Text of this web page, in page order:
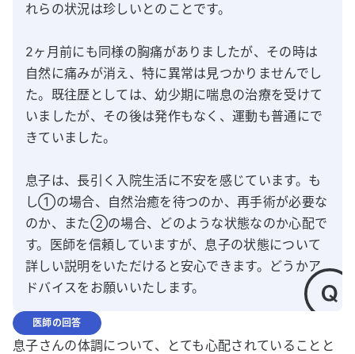
れらの状況は珍しいとのことです。
2ヶ月前にも同様の胸痛がありましたが、その時は
自然に痛みが消え、特に異常は見つかりませんでし
た。既往歴としては、幼少期に喘息の治療を受けて
いましたが、その後は発作もなく、運動も普通にで
きていました。
息子は、長引く入院生活に不安を感じています。も
し①の場合、自然治癒を待つのか、再手術が必要な
のか、また②の場合、どのような状態なのか心配で
す。医師を信頼していますが、息子の状態について
詳しい説明をいただけると安心できます。どうかア
ドバイスをお願いいたします。
医師の回答
息子さんの体調について、とても心配されていることと